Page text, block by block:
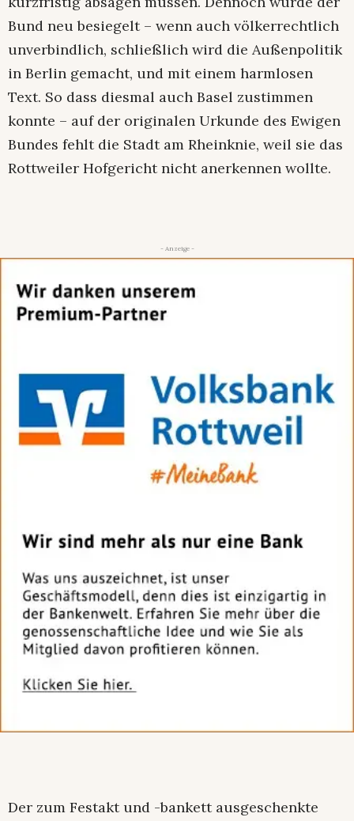
Bund neu besiegelt – wenn auch völkerrechtlich
unverbindlich, schließlich wird die Außenpolitik
in Berlin gemacht, und mit einem harmlosen
Text. So dass diesmal auch Basel zustimmen
konnte – auf der originalen Urkunde des Ewigen
Bundes fehlt die Stadt am Rheinknie, weil sie das
Rottweiler Hofgericht nicht anerkennen wollte.
- Anzeige -
Der zum Festakt und -bankett ausgeschenkte